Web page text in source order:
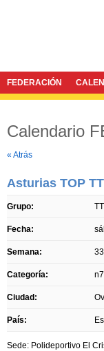
FEDERACIÓN
Calendario
« Atrás
Asturias TOP
Grupo:
Fecha:
Semana: 33
Categoría: n7
Ciudad:
País:
Sede: Polideportivo El